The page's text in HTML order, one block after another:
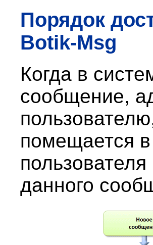
Порядок
Botik-Msg
Когда в
сообщение,
помещается
данного